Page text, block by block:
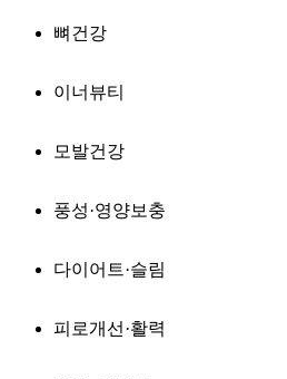
뼈건강
이너뷰티
모발건강
풍성·영양보충
다이어트·슬림
피로개선·활력